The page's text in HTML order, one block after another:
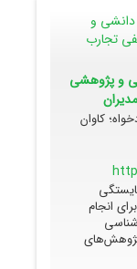
و پژوهشی
کاوان
انجام
پژوهش‌های